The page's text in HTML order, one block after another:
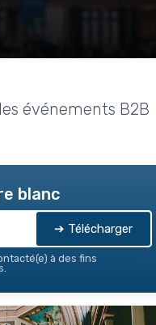
événements B2B
blanc
➔ Télécharger
à des fins